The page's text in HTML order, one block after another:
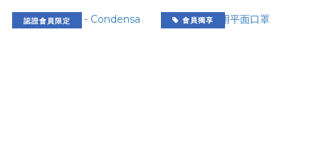
認證會員限定 會員獨享